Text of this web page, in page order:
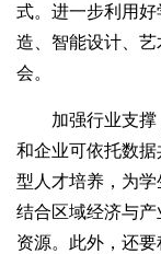
式。进一步利用
造、智能设计、
会。
加强行业支撑
和企业可依托数
型人才培养，为
结合区域经济与
资源。此外，还